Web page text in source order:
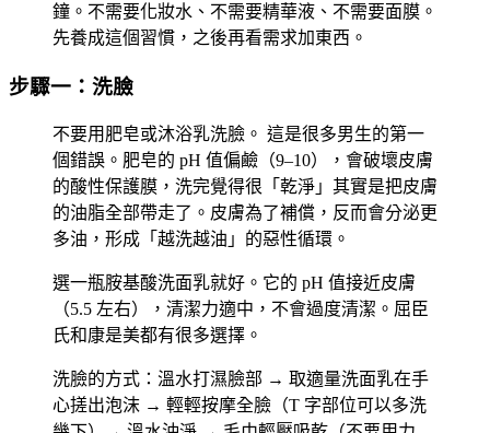
鐘。不需要化妝水、不需要精華液、不需要面膜。
先養成這個習慣，之後再看需求加東西。
步驟一：洗臉
不要用肥皂或沐浴乳洗臉。 這是很多男生的第一
個錯誤。肥皂的 pH 值偏鹼（9–10），會破壞皮膚
的酸性保護膜，洗完覺得很「乾淨」其實是把皮膚
的油脂全部帶走了。皮膚為了補償，反而會分泌更
多油，形成「越洗越油」的惡性循環。
選一瓶胺基酸洗面乳就好。它的 pH 值接近皮膚
（5.5 左右），清潔力適中，不會過度清潔。屈臣
氏和康是美都有很多選擇。
洗臉的方式：溫水打濕臉部 → 取適量洗面乳在手
心搓出泡沫 → 輕輕按摩全臉（T 字部位可以多洗